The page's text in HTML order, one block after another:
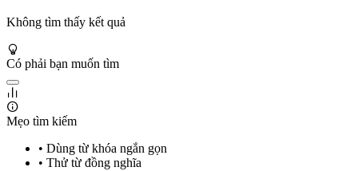
Không tìm thấy kết quả
Có phải bạn muốn tìm
Mẹo tìm kiếm
• Dùng từ khóa ngắn gọn
• Thử từ đồng nghĩa